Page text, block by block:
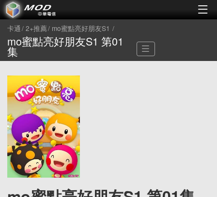
卡通 2+推薦 mo蜜點亮好朋友S1
mo蜜點亮好朋友S1 第01
集